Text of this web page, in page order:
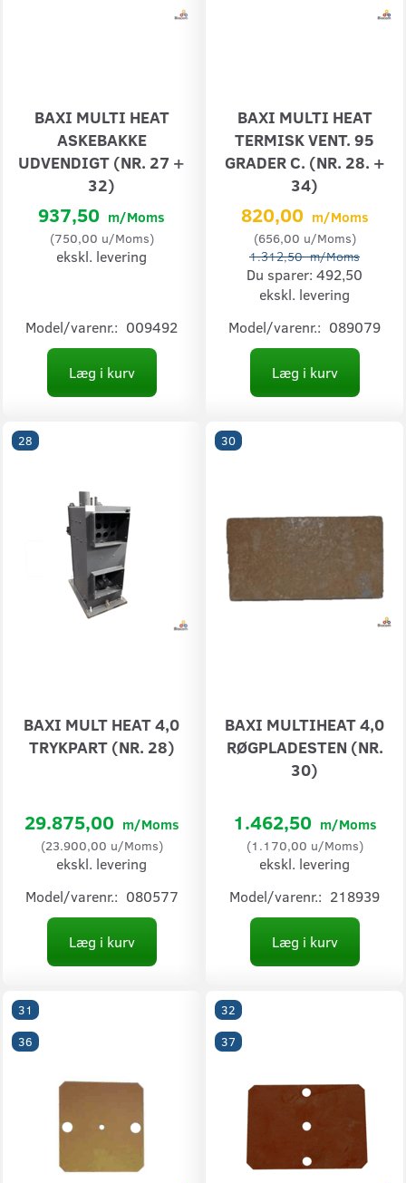
BAXI MULTI HEAT
ASKEBAKKE
UDVENDIGT (NR. 27 +
32)
937,50 m/Moms
(750,00 u/Moms)
ekskl. levering
Model/varenr.: 009492
Læg i kurv
BAXI MULTI HEAT
TERMISK VENT. 95
GRADER C. (NR. 28. +
34)
820,00 m/Moms
(656,00 u/Moms)
1.312,50m/Moms
Du sparer: 492,50
ekskl. levering
Model/varenr.: 089079
Læg i kurv
28
BAXI MULT HEAT 4,0
TRYKPART (NR. 28)
29.875,00 m/Moms
(23.900,00 u/Moms)
ekskl. levering
Model/varenr.: 080577
Læg i kurv
30
BAXI MULTIHEAT 4,0
RØGPLADESTEN (NR.
30)
1.462,50 m/Moms
(1.170,00 u/Moms)
ekskl. levering
Model/varenr.: 218939
Læg i kurv
31
36
32
37